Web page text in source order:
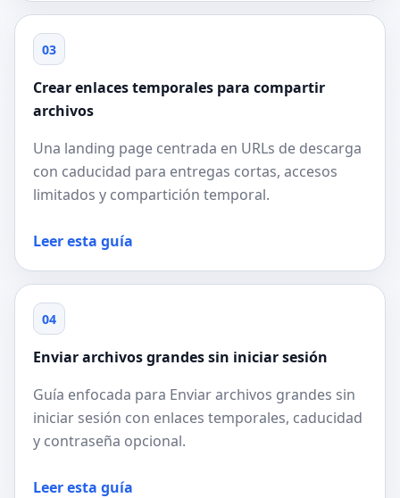
03
Crear enlaces temporales para compartir
archivos
Una landing page centrada en URLs de descarga
con caducidad para entregas cortas, accesos
limitados y compartición temporal.
Leer esta guía
04
Enviar archivos grandes sin iniciar sesión
Guía enfocada para Enviar archivos grandes sin
iniciar sesión con enlaces temporales, caducidad
y contraseña opcional.
Leer esta guía